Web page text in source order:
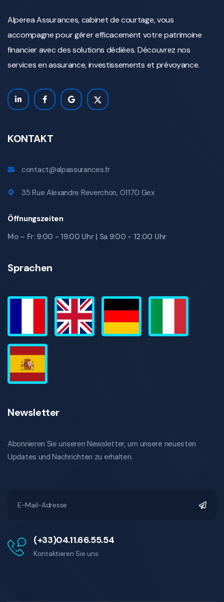
Alperea Assurances, cabinet de courtage, vous
accompagne pour gérer efficacement votre patrimoine
financier avec des solutions dédiées. Découvrez nos
services en assurance, investissements et prévoyance.
KONTAKT
contact@alpassurances.fr
35 Rue Alexandre Reverchon, 01170 Gex
Öffnungszeiten
Mo – Fr: 9:00 - 19:00 Uhr | Sa 9:00 - 12:00 Uhr
Sprachen
Newsletter
Abonnieren Sie unseren Newsletter, um unsere neuesten
Updates und Nachrichten zu erhalten.
(+33)04.11.66.55.54
Kontaktieren Sie uns